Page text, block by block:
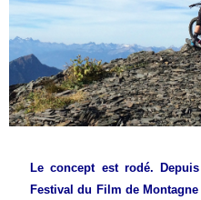
Le concept est rodé.
Festival du Film de